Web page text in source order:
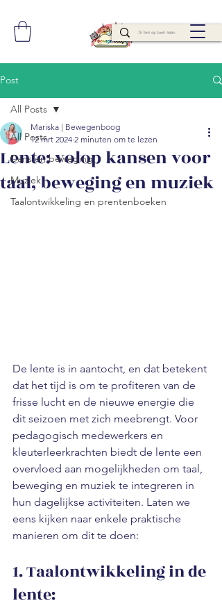
Post
All Posts
Dans en beweging
Muziek
Taalontwikkeling en prentenboeken
All Posts
Lente: volop kansen voor
taal, beweging en muziek
Mariska | Bewegenboog
12 mrt 2024 2 minuten om te lezen
De lente is in aantocht, en dat betekent
dat het tijd is om te profiteren van de
frisse lucht en de nieuwe energie die
dit seizoen met zich meebrengt. Voor
pedagogisch medewerkers en
kleuterleerkrachten biedt de lente een
overvloed aan mogelijkheden om taal,
beweging en muziek te integreren in
hun dagelijkse activiteiten. Laten we
eens kijken naar enkele praktische
manieren om dit te doen:
1. Taalontwikkeling in de
lente: